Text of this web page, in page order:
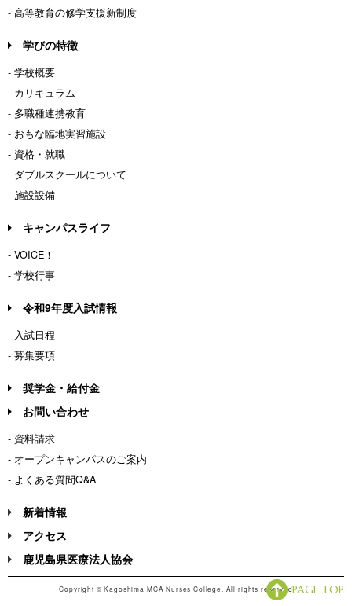
- 高等教育の修学支援新制度
学びの特徴
- 学校概要
- カリキュラム
- 多職種連携教育
- おもな臨地実習施設
- 資格・就職
ダブルスクールについて
- 施設設備
キャンパスライフ
- VOICE！
- 学校行事
令和9年度入試情報
- 入試日程
- 募集要項
奨学金・給付金
お問い合わせ
- 資料請求
- オープンキャンパスのご案内
- よくある質問Q&A
新着情報
アクセス
鹿児島県医療法人協会
Copyright © Kagoshima MCA Nurses College. All rights reservedPAGE TOP